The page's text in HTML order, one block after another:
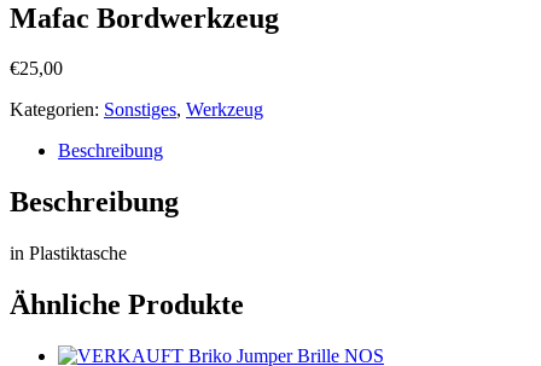
Mafac Bordwerkzeug
€25,00
Kategorien: Sonstiges, Werkzeug
Beschreibung
Beschreibung
in Plastiktasche
Ähnliche Produkte